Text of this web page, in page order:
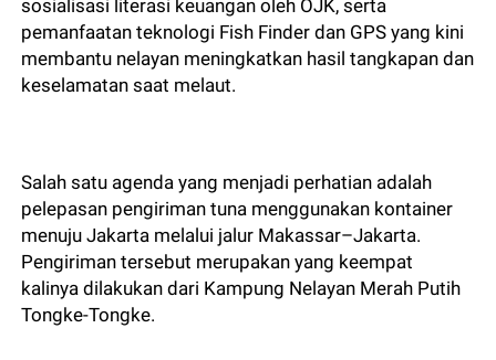
sosialisasi literasi keuangan oleh OJK, serta
pemanfaatan teknologi Fish Finder dan GPS yang kini
membantu nelayan meningkatkan hasil tangkapan dan
keselamatan saat melaut.
Salah satu agenda yang menjadi perhatian adalah
pelepasan pengiriman tuna menggunakan kontainer
menuju Jakarta melalui jalur Makassar–Jakarta.
Pengiriman tersebut merupakan yang keempat
kalinya dilakukan dari Kampung Nelayan Merah Putih
Tongke-Tongke.